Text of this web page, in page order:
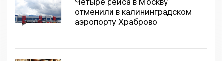
отменили в калининградском
аэропорту Храброво